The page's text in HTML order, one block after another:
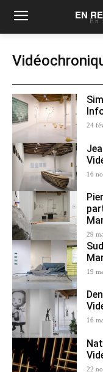
EN En
24
16
29
19
16
22